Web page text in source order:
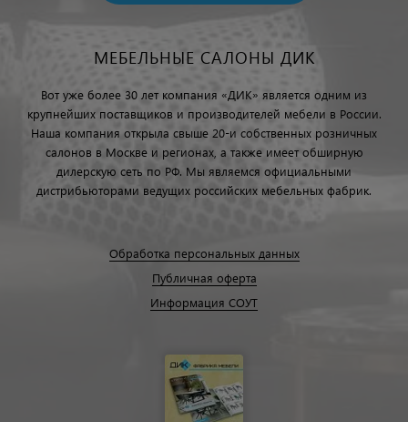
МЕБЕЛЬНЫЕ САЛОНЫ ДИК
Вот уже более 30 лет компания «ДИК» является одним из
крупнейших поставщиков и производителей мебели в России.
Наша компания открыла свыше 20-и собственных розничных
салонов в Москве и регионах, а также имеет обширную
дилерскую сеть по РФ. Мы являемся официальными
дистрибьюторами ведущих российских мебельных фабрик.
Обработка персональных данных
Публичная оферта
Информация СОУТ